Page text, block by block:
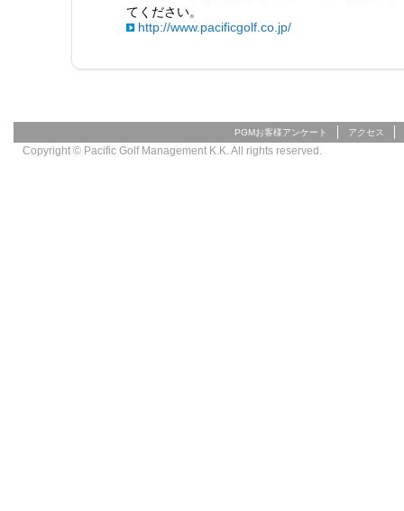
てください。
http://www.pacificgolf.co.jp/
PGMお客様アンケート アクセス
Copyright © Pacific Golf Management K.K. All rights reserved.